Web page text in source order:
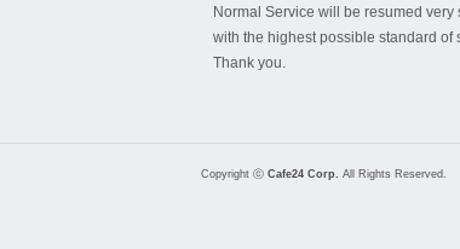
Normal Service will be resumed
with the highest possible standard of
Thank you.
Copyright ⓒ Cafe24 Corp. All Rights Reserved.